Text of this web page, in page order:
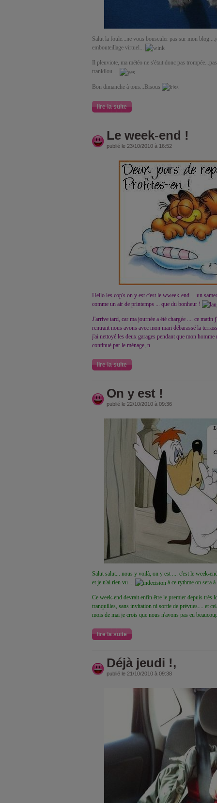
Salut la foule...ne vous bousculer pas sur mon
embouteillage virtuel...
Il pleuviote, ma météo ne s'était donc pas
trankilou....
Bon dimanche à tous...Bisous
lire la suite
Le week-end !
publié le 23/10/2010 à 16:52
Hello les cop's on y est c'est le wweek-end ... un
comme un air de printemps ... que du bonheur !
J'arrive tard, car ma journée a été chargée .... ce
rentrant nous avons avec mon mari débarassé la
j'ai nettoyé les deux garages pendant que mon
continué par le ménage, n
lire la suite
On y est !
publié le 22/10/2010 à 09:36
Salut salut... nous y voilà, on y est .... c'est le week-
et je n'ai rien vu ...
à ce rythme on sera
Ce week-end devrait enfin être le premier depuis très
tranquilles, sans invitation ni sortie de prévues.... et
mois de mai je crois que nous n'avons pas eu
lire la suite
Déjà jeudi !,
publié le 21/10/2010 à 09:38